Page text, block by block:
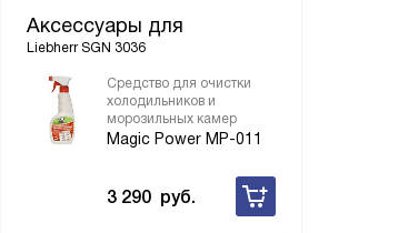
Аксессуары для
Liebherr SGN 3036
Средство для очистки
холодильников и
морозильных камер
Magic Power MP-011
3 290 руб.